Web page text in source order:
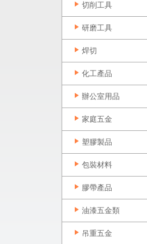
切削工具
研磨工具
焊切
化工產品
辦公室用品
家庭五金
塑膠製品
包裝材料
膠帶產品
油漆五金類
吊重五金